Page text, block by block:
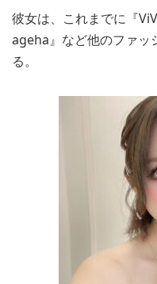
彼女は、これまでに『
ageha』など他のファッ
る。